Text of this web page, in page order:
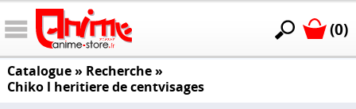
(0)
Catalogue» Recherche »
Chiko l heritiere de centvisages